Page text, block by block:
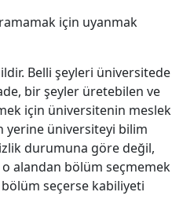
için uyanmak
Belli şeyleri üniversitede
bir şeyler üretebilen ve
için üniversitenin meslek
yerine üniversiteyi bilim
durumuna göre değil,
alandan bölüm seçmemek
seçerse kabiliyeti